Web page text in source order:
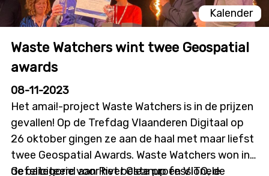
Kalender
Waste Watchers wint twee Geospatial
awards
08-11-2023
Het amai!-project Waste Watchers is in de prijzen
gevallen! Op de Trefdag Vlaanderen Digitaal op
26 oktober gingen ze aan de haal met maar liefst
twee Geospatial Awards. Waste Watchers won in
de categorie voor het beste professionele
Gefeliciteerd aan River Cleanup en VITO, de